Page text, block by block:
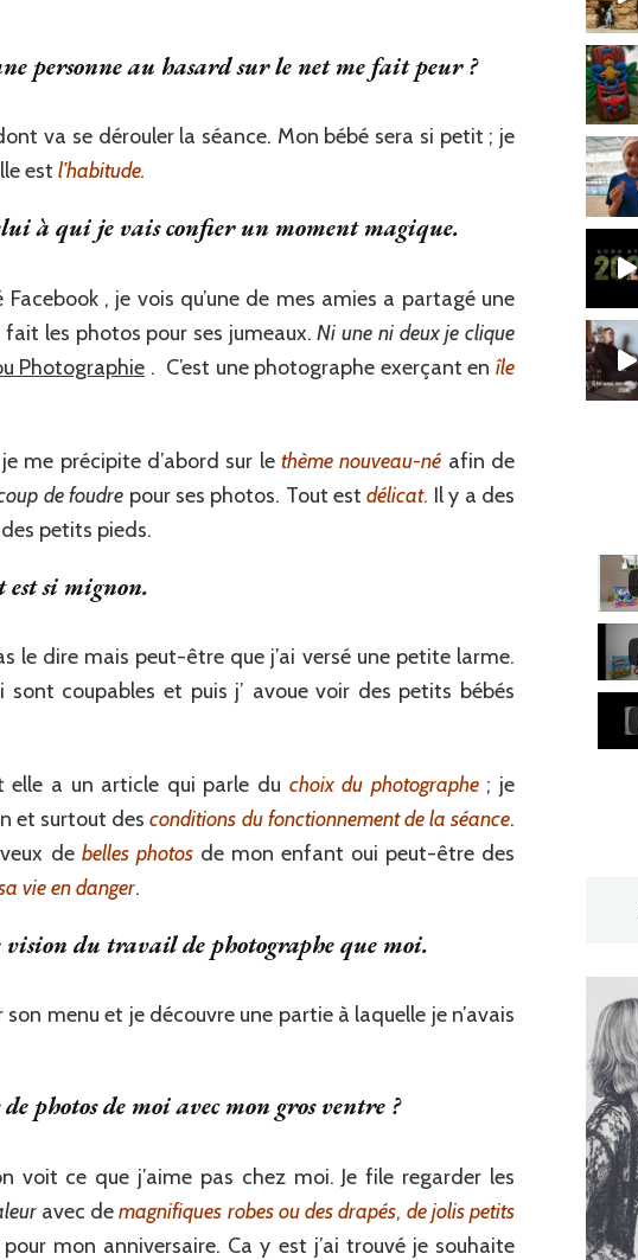
personne au hasard sur le net me fait peur ?
va se dérouler la séance. Mon bébé sera si petit ; je
est l’habitude.
à qui je vais confier un moment magique.
, je vois qu’une de mes amies a partagé une
les photos pour ses jumeaux.Ni une ni deux je clique
Photographie . C’est une photographe exerçant enîle
me précipite d’abord sur le thème nouveau-né afin de
de foudre pour ses photos. Tout estdélicat. Il y a des
petits pieds.
est si mignon.
le dire mais peut-être que j’ai versé une petite larme.
coupables et puis j’ avoue voir des petits bébés
elle a un article qui parle du choix du photographe ; je
et surtout desconditions du fonctionnement de la séance.
de belles photosde mon enfant oui peut-être des
vie en danger.
vision du travail de photographe que moi.
menu et je découvre une partie à laquelle je n’avais
photos de moi avec mon gros ventre ?
voit ce que j’aime pas chez moi. Je file regarder les
avec demagnifiques robes ou des drapés, de jolis petits
pour mon anniversaire. Ca y est j’ai trouvé je souhaite